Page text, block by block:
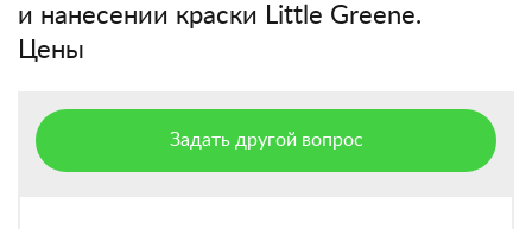
и нанесении краски Little Greene.
Цены
Задать другой вопрос